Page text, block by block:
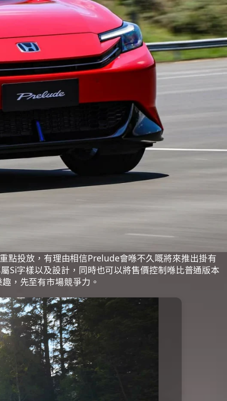
點投放，有理由相信Prelude會喺不久嘅將來推出掛有
Si字樣以及設計，同時也可以將售價控制喺比普通版本
，先至有市場競爭力。